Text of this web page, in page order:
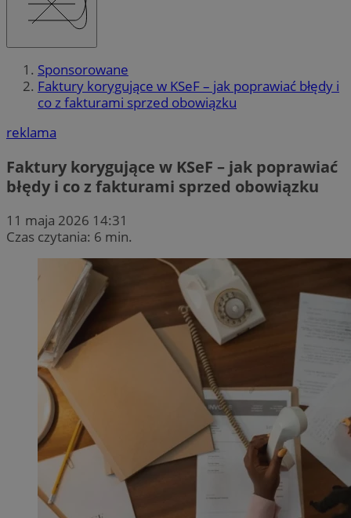
Sponsorowane
Faktury korygujące w KSeF – jak poprawiać błędy i
co z fakturami sprzed obowiązku
reklama
Faktury korygujące w KSeF – jak poprawiać
błędy i co z fakturami sprzed obowiązku
11 maja 2026 14:31
Czas czytania: 6 min.